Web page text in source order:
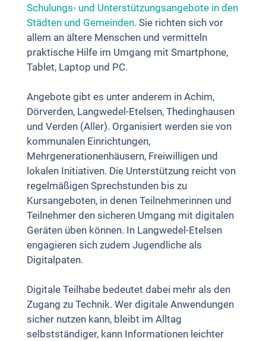
Schulungs- und Unterstützungsangebote in den
Städten und Gemeinden. Sie richten sich vor
allem an ältere Menschen und vermitteln
praktische Hilfe im Umgang mit Smartphone,
Tablet, Laptop und PC.
Angebote gibt es unter anderem in Achim,
Dörverden, Langwedel-Etelsen, Thedinghausen
und Verden (Aller). Organisiert werden sie von
kommunalen Einrichtungen,
Mehrgenerationenhäusern, Freiwilligen und
lokalen Initiativen. Die Unterstützung reicht von
regelmäßigen Sprechstunden bis zu
Kursangeboten, in denen Teilnehmerinnen und
Teilnehmer den sicheren Umgang mit digitalen
Geräten üben können. In Langwedel-Etelsen
engagieren sich zudem Jugendliche als
Digitalpaten.
Digitale Teilhabe bedeutet dabei mehr als den
Zugang zu Technik. Wer digitale Anwendungen
sicher nutzen kann, bleibt im Alltag
selbstständiger, kann Informationen leichter